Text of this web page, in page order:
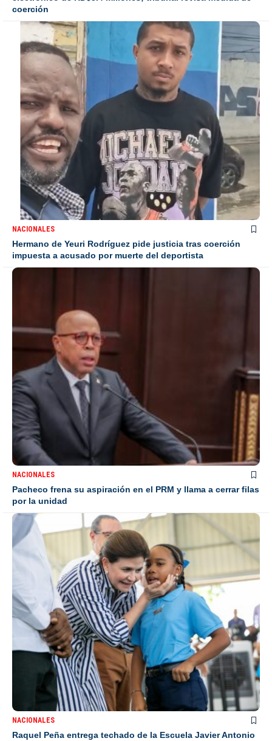
coerción
NACIONALES
Hermano de Yeuri Rodríguez pide justicia tras coerción
impuesta a acusado por muerte del deportista
NACIONALES
Pacheco frena su aspiración en el PRM y llama a cerrar filas
por la unidad
NACIONALES
Raquel Peña entrega techado de la Escuela Javier Antonio